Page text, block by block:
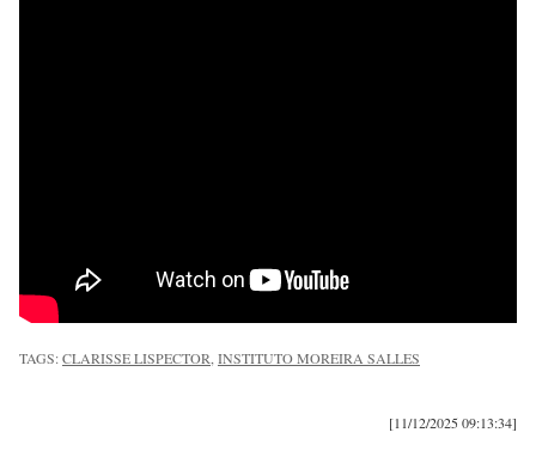
TAGS:CLARISSE LISPECTOR INSTITUTO MOREIRA SALLES
[11/12/2025 09:13:34]